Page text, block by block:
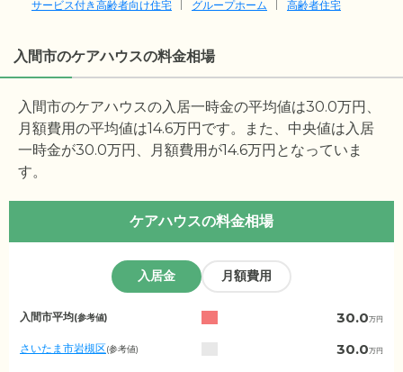
サービス付き高齢者向け住宅
グループホーム 高齢者住宅
入間市のケアハウスの料金相場
入間市のケアハウスの入居一時金の平均値は30.0万円、
月額費用の平均値は14.6万円です。また、中央値は入居
一時金が30.0万円、月額費用が14.6万円となっていま
す。
ケアハウスの料金相場
入居金 月額費用
埼
玉
の
入間市平均(参考値) 30.0万円
さいたま市岩槻区(参考値) 30.0万円